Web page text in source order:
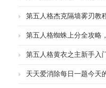
第五人格蜘蛛上分全攻略
天天爱消除每日一题今天